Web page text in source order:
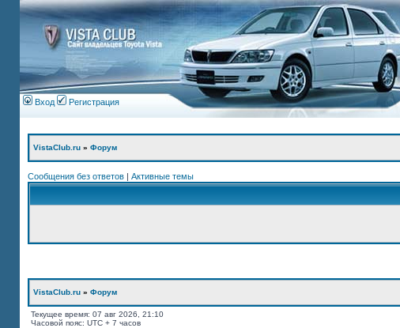
Вход Регистрация
VistaClub.ru » Форум
Сообщения без ответов | Активные темы
VistaClub.ru » Форум
Текущее время: 07 авг 2026, 21:10
Часовой пояс: UTC + 7 часов